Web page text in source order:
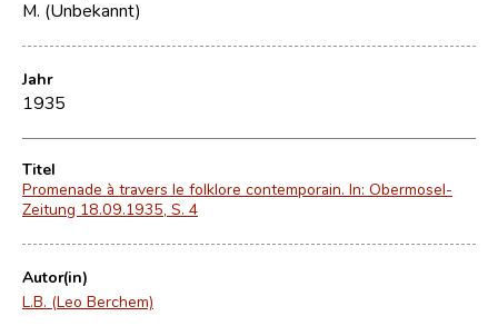
M. (Unbekannt)
Jahr
1935
Titel
Promenade à travers le folklore contemporain. In: Obermosel-
Zeitung 18.09.1935, S. 4
Autor(in)
L.B. (Leo Berchem)